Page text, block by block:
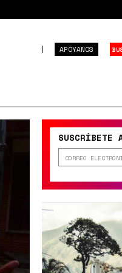
APÓYANOS
SUSCRÍBETE